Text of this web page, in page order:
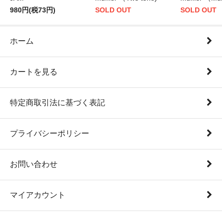
980円(税73円)
SOLD OUT
SOLD OUT
ホーム
カートを見る
特定商取引法に基づく表記
プライバシーポリシー
お問い合わせ
マイアカウント